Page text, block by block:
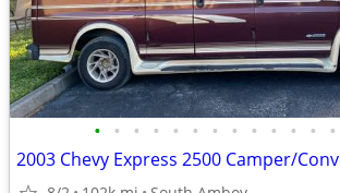
• • • • • • • • • • • • •
2003 Chevy Express 2500 Camper/